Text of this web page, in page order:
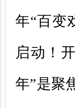
年“百变
启动！
年”是聚